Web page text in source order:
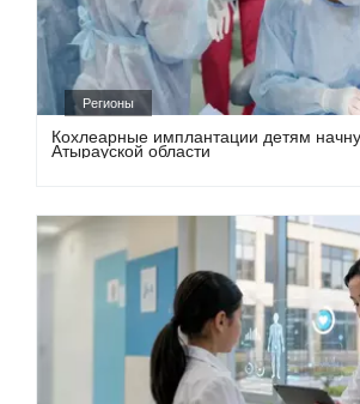
Регионы
Кохлеарные имплантации детям
Атырауской области